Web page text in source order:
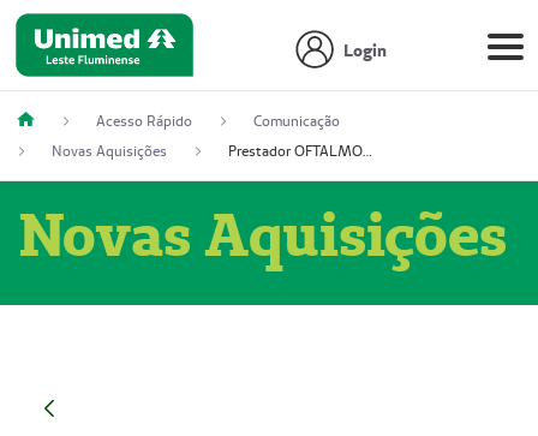
Login
Acesso Rápido
Comunicação
Novas Aquisições
Prestador OFTALMOCLÍNICA SÃO GONÇALO (55004164-2)
Novas Aquisições